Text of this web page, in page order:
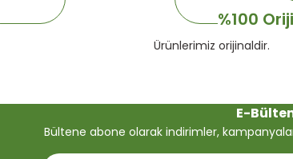
%100
Ürünlerimiz orijinaldir.
E-
Bültene abone olarak indirimler,